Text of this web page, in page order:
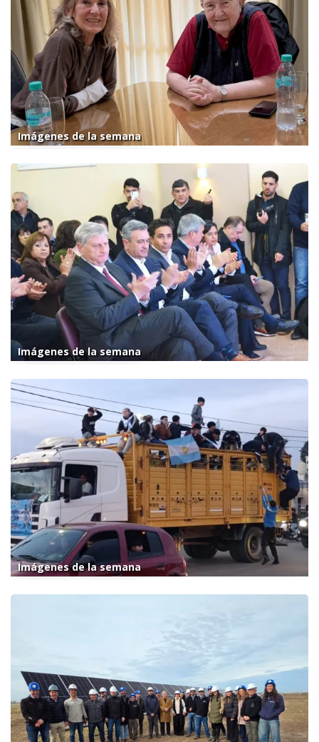
Imágenes de la semana
Imágenes de la semana
Imágenes de la semana